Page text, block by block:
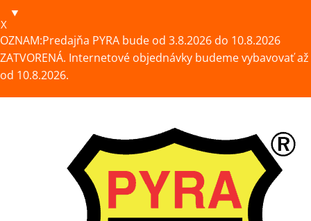
X
OZNAM:Predajňa PYRA bude od 3.8.2026 do 10.8.2026
ZATVORENÁ. Internetové objednávky budeme vybavovať až
od 10.8.2026.